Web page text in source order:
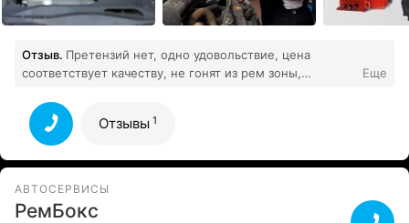
Отзыв. Претензий нет, одно удовольствие, цена
соответствует качеству, не гонят из рем зоны,
качественно. На деньги не разводят, наоборот, если
ремонт минимален или вообще просто посмотреть, то
бывало, что ничего не брали...
Еще
Отзывы 1
АВТОСЕРВИСЫ
РемБокс